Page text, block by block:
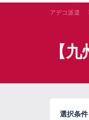
アデコ派遣
【
選択条件